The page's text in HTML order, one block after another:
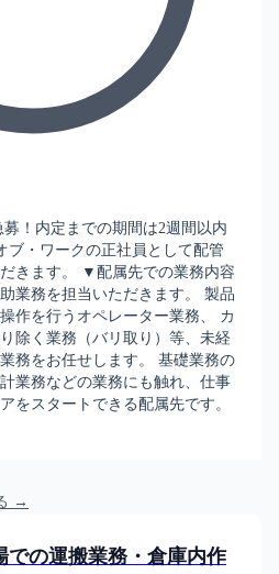
募！内定までの期間は2週間以内
ブ・ワークの正社員として配管
きます。 ▼配属先での業務内容
業務を担当いただきます。 製品
作を行うオペレーター業務、 カ
除く業務（バリ取り）等、未経
務をお任せします。 基礎業務の
業務などの業務にも触れ、仕事
をスタートできる配属先です。
→
での運搬業務・倉庫内作